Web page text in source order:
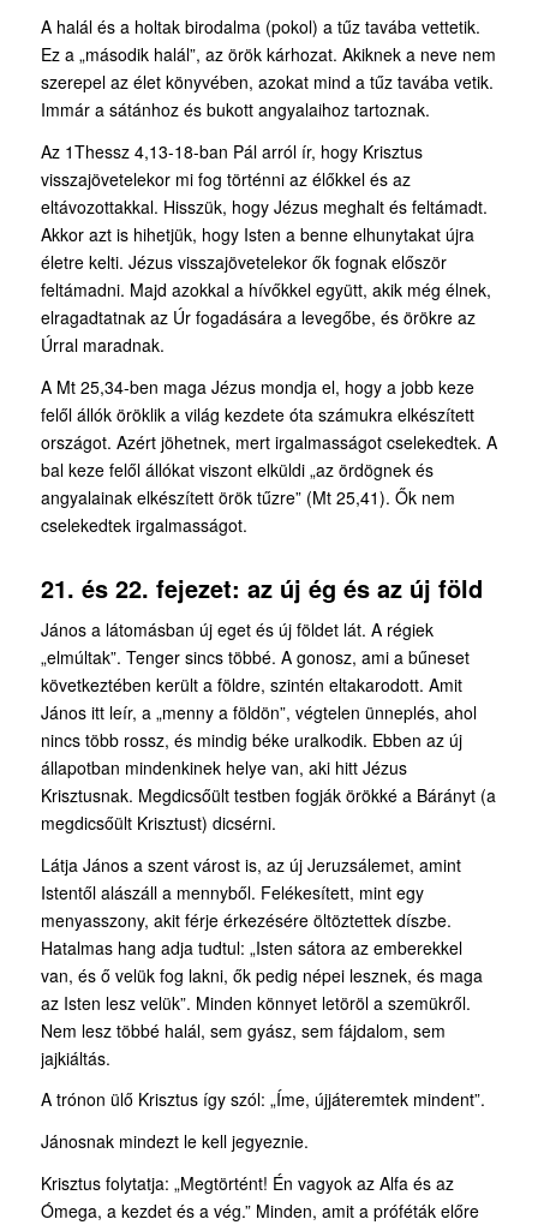
A halál és a holtak birodalma (pokol) a tűz tavába vettetik.
Ez a „második halál”, az örök kárhozat. Akiknek a neve nem
szerepel az élet könyvében, azokat mind a tűz tavába vetik.
Immár a sátánhoz és bukott angyalaihoz tartoznak.
Az 1Thessz 4,13-18-ban Pál arról ír, hogy Krisztus
visszajövetelekor mi fog történni az élőkkel és az
eltávozottakkal. Hisszük, hogy Jézus meghalt és feltámadt.
Akkor azt is hihetjük, hogy Isten a benne elhunytakat újra
életre kelti. Jézus visszajövetelekor ők fognak először
feltámadni. Majd azokkal a hívőkkel együtt, akik még élnek,
elragadtatnak az Úr fogadására a levegőbe, és örökre az
Úrral maradnak.
A Mt 25,34-ben maga Jézus mondja el, hogy a jobb keze
felől állók öröklik a világ kezdete óta számukra elkészített
országot. Azért jöhetnek, mert irgalmasságot cselekedtek. A
bal keze felől állókat viszont elküldi „az ördögnek és
angyalainak elkészített örök tűzre” (Mt 25,41). Ők nem
cselekedtek irgalmasságot.
21. és 22. fejezet: az új ég és az új föld
János a látomásban új eget és új földet lát. A régiek
„elmúltak”. Tenger sincs többé. A gonosz, ami a bűneset
következtében került a földre, szintén eltakarodott. Amit
János itt leír, a „menny a földön”, végtelen ünneplés, ahol
nincs több rossz, és mindig béke uralkodik. Ebben az új
állapotban mindenkinek helye van, aki hitt Jézus
Krisztusnak. Megdicsőült testben fogják örökké a Bárányt (a
megdicsőült Krisztust) dicsérni.
Látja János a szent várost is, az új Jeruzsálemet, amint
Istentől alászáll a mennyből. Felékesített, mint egy
menyasszony, akit férje érkezésére öltöztettek díszbe.
Hatalmas hang adja tudtul: „Isten sátora az emberekkel
van, és ő velük fog lakni, ők pedig népei lesznek, és maga
az Isten lesz velük”. Minden könnyet letöröl a szemükről.
Nem lesz többé halál, sem gyász, sem fájdalom, sem
jajkiáltás.
A trónon ülő Krisztus így szól: „Íme, újjáteremtek mindent”.
Jánosnak mindezt le kell jegyeznie.
Krisztus folytatja: „Megtörtént! Én vagyok az Alfa és az
Ómega, a kezdet és a vég.” Minden, amit a próféták előre